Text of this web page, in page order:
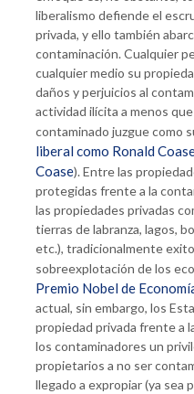
liberalismo defiende el
privada, y ello también
contaminación. Cualquier
cualquier medio su
daños y perjuicios al
actividad ilícita a menos
contaminado juzgue como
liberal como Ronald
Coase). Entre las
protegidas frente a la
las propiedades privadas
tierras de labranza, lagos,
etc.), tradicionalmente
sobreexplotación de los
Premio Nobel de
actual, sin embargo, los
propiedad privada frente a
los contaminadores un
propietarios a no ser
llegado a expropiar (ya sea